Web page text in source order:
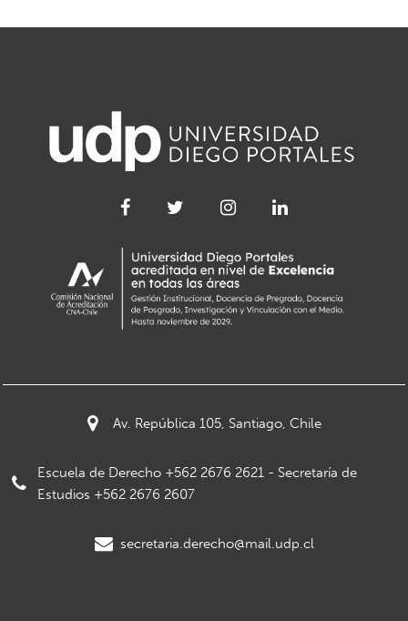
Av. República 105, Santiago, Chile
Escuela de Derecho +562 2676 2621 - Secretaría de
Estudios +562 2676 2607
secretaria.derecho@mail.udp.cl